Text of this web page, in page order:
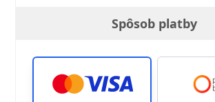
Spôsob platby